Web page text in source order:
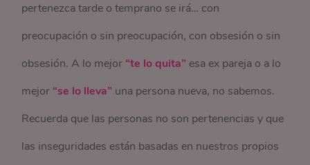
pertenezca tarde o temprano se irá… con
preocupación o sin preocupación, con obsesión o sin
obsesión. A lo mejor “te lo quita” esa ex pareja o a lo
mejor “se lo lleva” una persona nueva, no sabemos.
Recuerda que las personas no son pertenencias y que
las inseguridades están basadas en nuestros propios